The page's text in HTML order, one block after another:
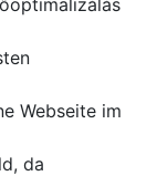
Webseite im
da